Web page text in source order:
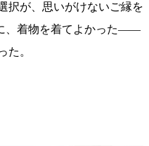
択が、思いがけないご縁を
、着物を着てよかった——
た。